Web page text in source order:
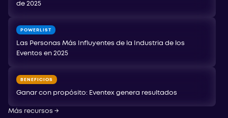
de 2025
POWERLIST
Las Personas Más Influyentes de la Industria de los
Eventos en 2025
BENEFICIOS
Ganar con propósito: Eventex genera resultados
Más recursos →